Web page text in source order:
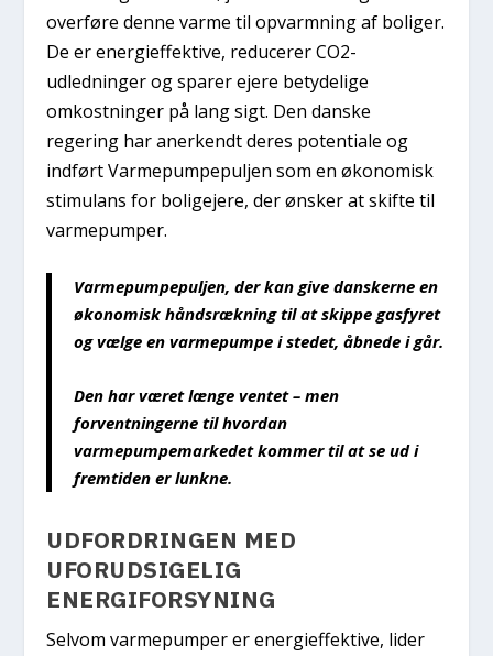
overføre denne varme til opvarmning af boliger.
De er energieffektive, reducerer CO2-
udledninger og sparer ejere betydelige
omkostninger på lang sigt. Den danske
regering har anerkendt deres potentiale og
indført Varmepumpepuljen som en økonomisk
stimulans for boligejere, der ønsker at skifte til
varmepumper.
Varmepumpepuljen, der kan give danskerne en
økonomisk håndsrækning til at skippe gasfyret
og vælge en varmepumpe i stedet, åbnede i går.
Den har været længe ventet – men
forventningerne til hvordan
varmepumpemarkedet kommer til at se ud i
fremtiden er lunkne.
UDFORDRINGEN MED
UFORUDSIGELIG
ENERGIFORSYNING
Selvom varmepumper er energieffektive, lider